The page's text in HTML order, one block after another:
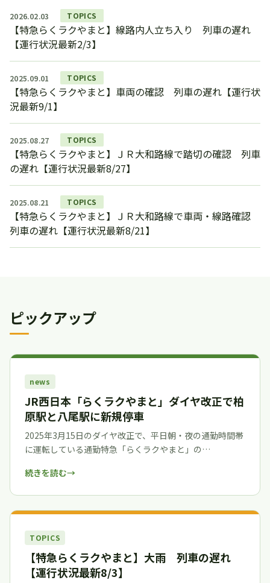
2026.02.03 TOPICS
【特急らくラクやまと】線路内人立ち入り 列車の遅れ
【運行状況最新2/3】
2025.09.01 TOPICS
【特急らくラクやまと】車両の確認 列車の遅れ【運行状
況最新9/1】
2025.08.27 TOPICS
【特急らくラクやまと】ＪＲ大和路線で踏切の確認 列車
の遅れ【運行状況最新8/27】
2025.08.21 TOPICS
【特急らくラクやまと】ＪＲ大和路線で車両・線路確認
列車の遅れ【運行状況最新8/21】
ピックアップ
news
JR西日本「らくラクやまと」ダイヤ改正で柏
原駅と八尾駅に新規停車
2025年3月15日のダイヤ改正で、平日朝・夜の通勤時間帯
に運転している通勤特急「らくラクやまと」の…
続きを読む
TOPICS
【特急らくラクやまと】大雨 列車の遅れ
【運行状況最新8/3】